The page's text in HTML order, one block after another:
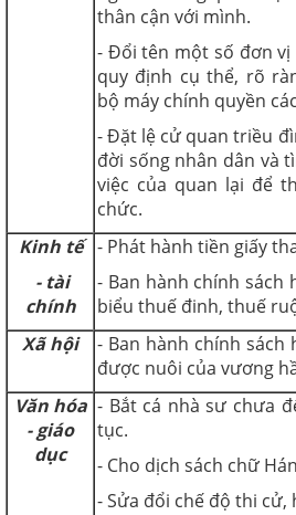
thân cận với mình.
- Đổi tên một số đơn
quy định cụ thể, rõ
bộ máy chính quyền
- Đặt lệ cử quan triều
đời sống nhân dân và
việc của quan lại để
chức.
Kinh tế
- tài
chính
- Phát hành tiền giấy
- Ban hành chính sách
biểu thuế đinh, thuế
Xã hội
- Ban hành chính sách
được nuôi của vương
Văn hóa
- giáo
dục
- Bắt cá nhà sư chưa
tục.
- Cho dịch sách chữ
- Sửa đổi chế độ thi cử,